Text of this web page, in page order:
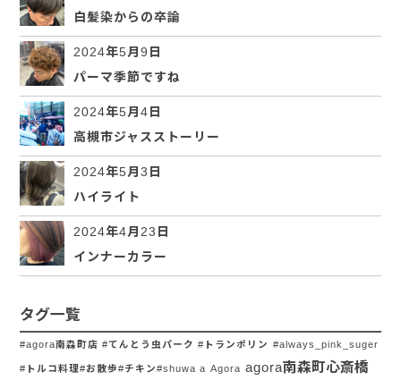
白髪染からの卒論
2024年5月9日
パーマ季節ですね
2024年5月4日
高槻市ジャスストーリー
2024年5月3日
ハイライト
2024年4月23日
インナーカラー
タグ一覧
#agora南森町店 #てんとう虫パーク #トランポリン #always_pink_suger
#トルコ料理#お散歩#チキン#shuwa a Agora agora南森町心斎橋